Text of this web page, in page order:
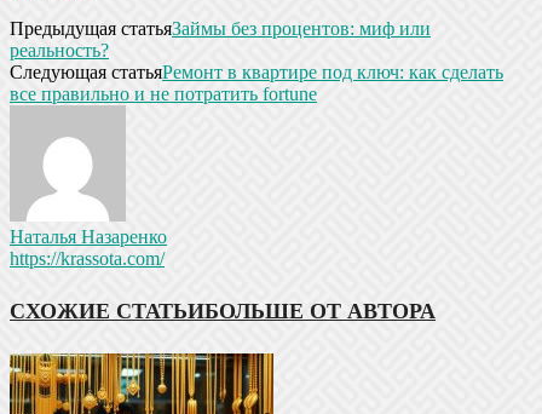
Предыдущая статьяЗаймы без процентов: миф или
реальность?
Следующая статьяРемонт в квартире под ключ: как сделать
все правильно и не потратить fortune
Наталья Назаренко
https://krassota.com/
СХОЖИЕ СТАТЬИБОЛЬШЕ ОТ АВТОРА